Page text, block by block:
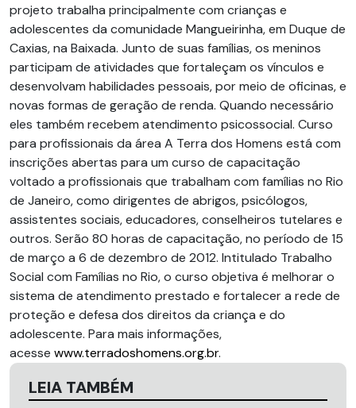
projeto trabalha principalmente com crianças e
adolescentes da comunidade Mangueirinha, em Duque de
Caxias, na Baixada. Junto de suas famílias, os meninos
participam de atividades que fortaleçam os vínculos e
desenvolvam habilidades pessoais, por meio de oficinas, e
novas formas de geração de renda. Quando necessário
eles também recebem atendimento psicossocial. Curso
para profissionais da área A Terra dos Homens está com
inscrições abertas para um curso de capacitação
voltado a profissionais que trabalham com famílias no Rio
de Janeiro, como dirigentes de abrigos, psicólogos,
assistentes sociais, educadores, conselheiros tutelares e
outros. Serão 80 horas de capacitação, no período de 15
de março a 6 de dezembro de 2012. Intitulado Trabalho
Social com Famílias no Rio, o curso objetiva é melhorar o
sistema de atendimento prestado e fortalecer a rede de
proteção e defesa dos direitos da criança e do
adolescente. Para mais informações,
acesse www.terradoshomens.org.br.
LEIA TAMBÉM